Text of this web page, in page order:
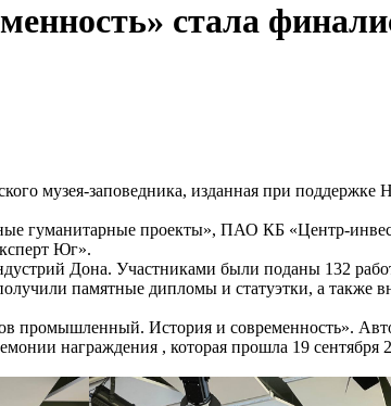
стала
музея-заповедника, изданная при поддержке
гуманитарные проекты», ПАО КБ «Центр-
Юг».
Дона. Участниками были поданы 132
памятные дипломы и статуэтки, а также
История и современность».
награждения , которая прошла 19 сентября